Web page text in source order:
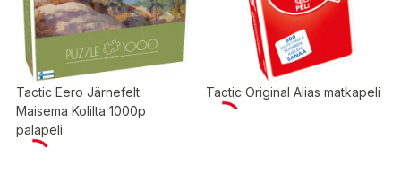
Tactic Eero Järnefelt:
Maisema Kolilta 1000p
palapeli
Tactic Original Alias matkapeli